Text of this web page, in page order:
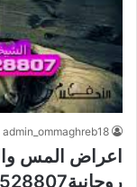
admin_ommaghreb18
اعراض المس
روحانية0096176528807